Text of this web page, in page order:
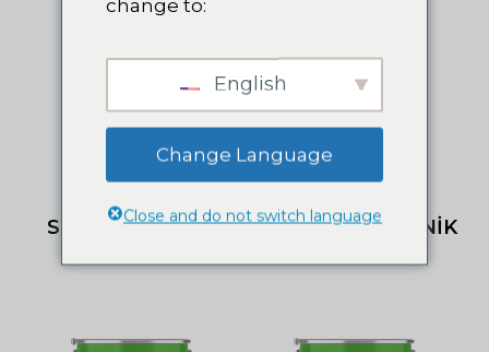
SELÜLOZİK SON
SELÜLOZİK VERNİK
change to:
English
Change Language
Close and do not switch language